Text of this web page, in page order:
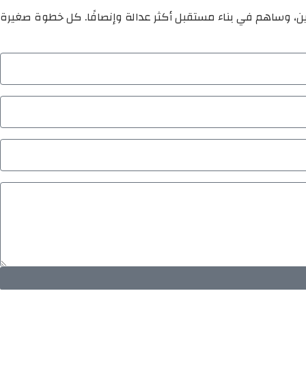
وساهم في بناء مستقبل أكثر عدالة وإنصافًا. كل خطوة صغيرة